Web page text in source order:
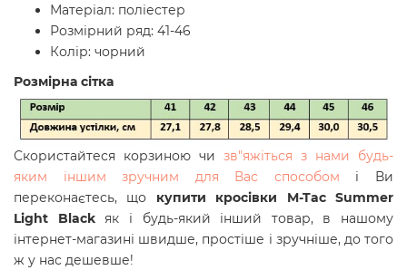
Матеріал: поліестер
Розмірний ряд: 41-46
Колір: чорний
Розмірна сітка
Скористайтеся корзиною чи зв"яжіться з нами будь-
яким іншим зручним для Вас способом і Ви
переконаєтесь, що купити кросівки M-TacSummer
Light Black як і будь-який інший товар, в нашому
інтернет-магазині швидше, простіше і зручніше, до того
ж у нас дешевше!